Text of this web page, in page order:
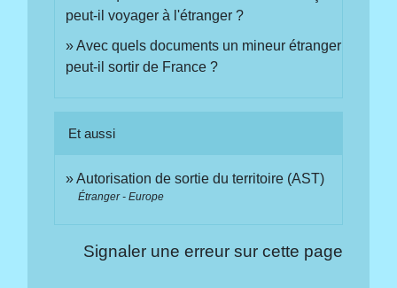
peut-il voyager à l'étranger ?
Avec quels documents un mineur étranger
peut-il sortir de France ?
Et aussi
Autorisation de sortie du territoire (AST)
Étranger - Europe
Signaler une erreur sur cette page